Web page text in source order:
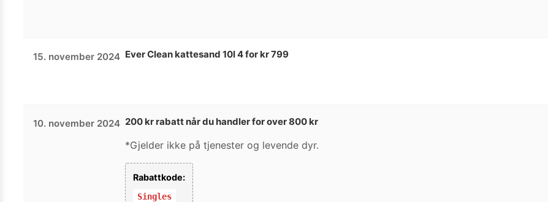
15. november 2024 Ever Clean kattesand 10l 4 for kr 799
10. november 2024 200 kr rabatt når du handler for over 800 kr
*Gjelder ikke på tjenester og levende dyr.
Rabattkode:
Singles